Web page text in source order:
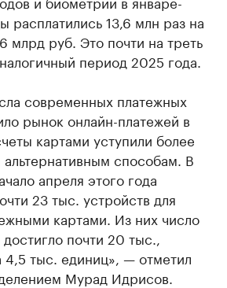
расплатились 13,6 млн раз на
млрд руб. Это почти на треть
период 2025 года.
современных платежных
рынок онлайн-платежей в
картами уступили более
способам. В
апреля этого года
23 тыс. устройств для
картами. Из них число
почти 20 тыс.,
4,5 тыс. единиц», — отметил
Мурад Идрисов.